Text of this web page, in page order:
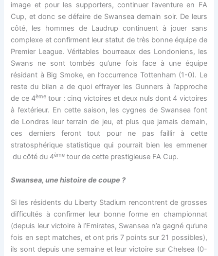
image et pour les supporters, continuer l’aventure en FA
Cup, et donc se défaire de Swansea demain soir. De leurs
côté, les hommes de Laudrup continuent à jouer sans
complexe et confirment leur statut de très bonne équipe de
Premier League. Véritables bourreaux des Londoniens, les
Swans ne sont tombés qu’une fois face à une équipe
résidant à Big Smoke, en l’occurrence Tottenham (1-0). Le
reste du bilan a de quoi effrayer les Gunners à l’approche
de ce 4èmetour : cinq victoires et deux nuls dont 4 victoires
à l’extérieur. En cette saison, les cygnes de Swansea font
de Londres leur terrain de jeu, et plus que jamais demain,
ces derniers feront tout pour ne pas faillir à cette
stratosphérique statistique qui pourrait bien les emmener
du côté du 4ème tour de cette prestigieuse FA Cup.
Swansea, une histoire de coupe ?
Si les résidents du Liberty Stadium rencontrent de grosses
difficultés à confirmer leur bonne forme en championnat
(depuis leur victoire à l’Emirates, Swansea n’a gagné qu’une
fois en sept matches, et ont pris 7 points sur 21 possibles),
ils sont depuis une semaine et leur victoire sur Chelsea (0-